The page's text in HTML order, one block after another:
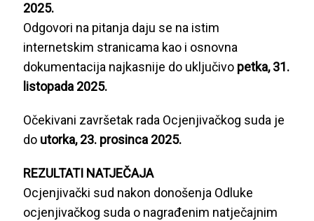
2025.
Odgovori na pitanja daju se na istim
internetskim stranicama kao i osnovna
dokumentacija najkasnije do uključivo petka, 31.
listopada 2025.
Očekivani završetak rada Ocjenjivačkog suda je
do utorka, 23. prosinca 2025.
REZULTATI NATJEČAJA
Ocjenjivački sud nakon donošenja Odluke
ocjenjivačkog suda o nagrađenim natječajnim